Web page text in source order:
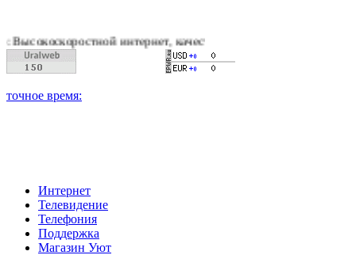
интернет, качественное цифровое и кабельное
Интернет
Телевидение
Телефония
Поддержка
Магазин Уют